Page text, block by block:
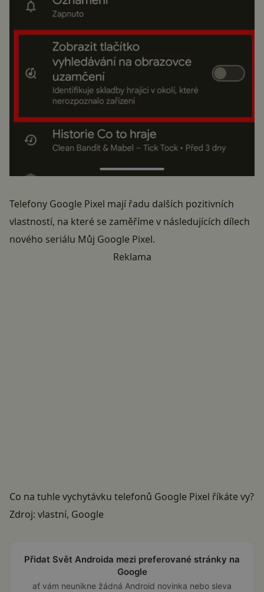
Telefony Google Pixel mají řadu dalších pozitivních
vlastností, na které se zaměříme v následujících dílech
nového seriálu Můj Google Pixel.
Reklama
Co na tuhle vychytávku telefonů Google Pixel říkáte vy?
Zdroj: vlastní, Google
Přidat Svět Androida mezi preferované stránky na
Google
ať vám neunikne žádná Android novinka nebo sleva